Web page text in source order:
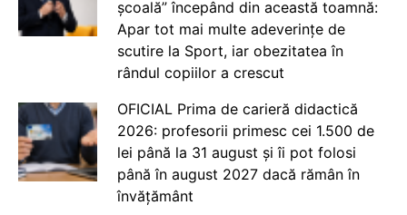
școală” începând din această toamnă:
Apar tot mai multe adeverințe de
scutire la Sport, iar obezitatea în
rândul copiilor a crescut
OFICIAL Prima de carieră didactică
2026: profesorii primesc cei 1.500 de
lei până la 31 august și îi pot folosi
până în august 2027 dacă rămân în
învățământ